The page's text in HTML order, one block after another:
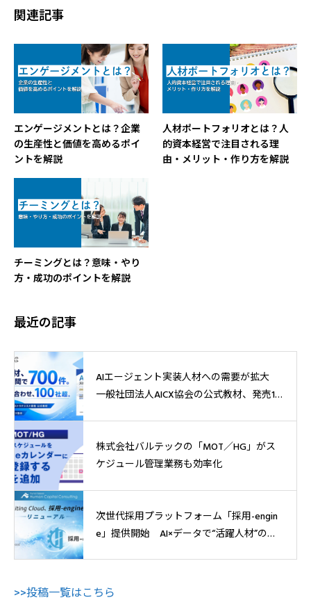
関連記事
エンゲージメントとは？企業
の生産性と価値を高めるポイ
ントを解説
人材ポートフォリオとは？人
的資本経営で注目される理
由・メリット・作り方を解説
チーミングとは？意味・やり
方・成功のポイントを解説
最近の記事
AIエージェント実装人材への需要が拡大
一般社団法人AICX協会の公式教材、発売1
株式会社バルテックの「MOT／HG」がス
ケジュール管理業務も効率化
次世代採用プラットフォーム「採用-engin
e」提供開始 AI×データで“活躍人材”の獲
>>投稿一覧はこちら